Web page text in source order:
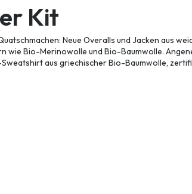
Kit
Neue Overalls und Jacken aus
wie Bio-Merinowolle und Bio-Baumwolle.
aus griechischer Bio-Baumwolle,